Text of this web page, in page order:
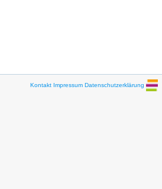
Kontakt Impressum Datenschutzerklärung